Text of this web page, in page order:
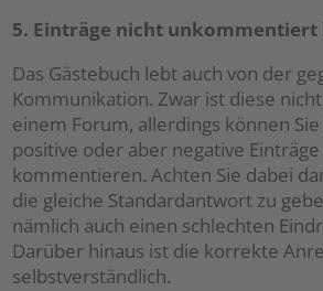
5. Einträge nicht unkommentiert
Das Gästebuch lebt auch von der
Kommunikation. Zwar ist diese
einem Forum, allerdings können
positive oder aber negative
kommentieren. Achten Sie dabei
die gleiche Standardantwort zu
nämlich auch einen schlechten
Darüber hinaus ist die korrekte
selbstverständlich.